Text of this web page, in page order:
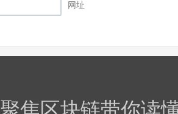
网址